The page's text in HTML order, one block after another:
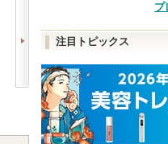
オルビス ザ クレンジン
オルビス
ショッピン
グサイトへ
ONE BY
ONE BY
からの
があり
プ
注目トピックス